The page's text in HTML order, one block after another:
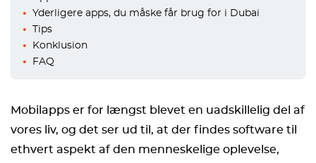
Yderligere apps, du måske får brug for i Dubai
Tips
Konklusion
FAQ
Mobilapps er for længst blevet en uadskillelig del af
vores liv, og det ser ud til, at der findes software til
ethvert aspekt af den menneskelige oplevelse,